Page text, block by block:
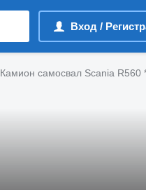
Вход /
Камион самосвал Scania R560